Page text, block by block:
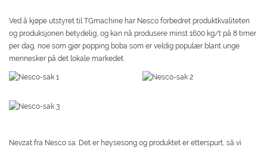
Ved å kjøpe utstyret til TGmachine har Nesco forbedret produktkvaliteten
og produksjonen betydelig, og kan nå produsere minst 1600 kg/t på 8 timer
per dag, noe som gjør popping boba som er veldig populær blant unge
mennesker på det lokale markedet.
Nevzat fra Nesco sa: Det er høysesong og produktet er etterspurt, så vi